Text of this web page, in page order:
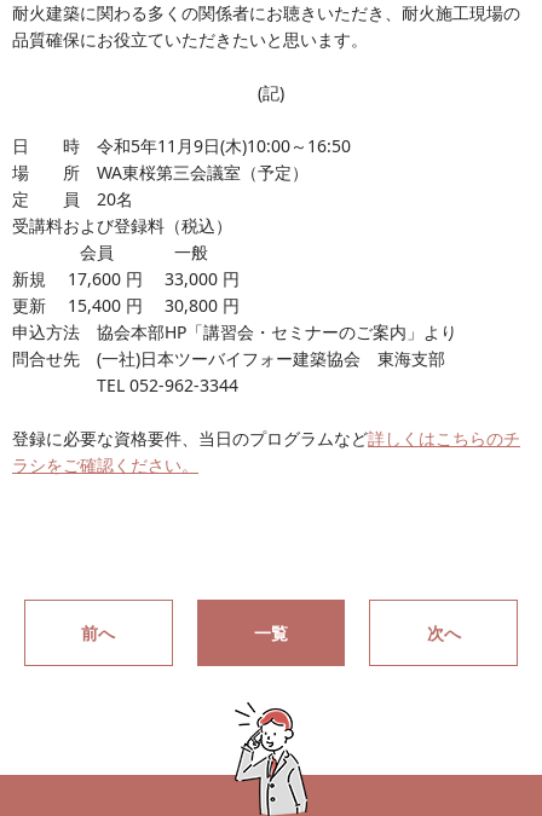
耐火建築に関わる多くの関係者にお聴きいただき、耐火施工現場の
品質確保にお役立ていただきたいと思います。
(記)
日 時 令和5年11月9日(木)10:00～16:50
場 所 WA東桜第三会議室（予定）
定 員 20名
受講料および登録料（税込）
会員 一般
新規 17,600 円 33,000 円
更新 15,400 円 30,800 円
申込方法 協会本部HP「講習会・セミナーのご案内」より
問合せ先 (一社)日本ツーバイフォー建築協会 東海支部
TEL 052-962-3344
登録に必要な資格要件、当日のプログラムなど詳しくはこちらのチ
ラシをご確認ください。
前へ 一覧 次へ